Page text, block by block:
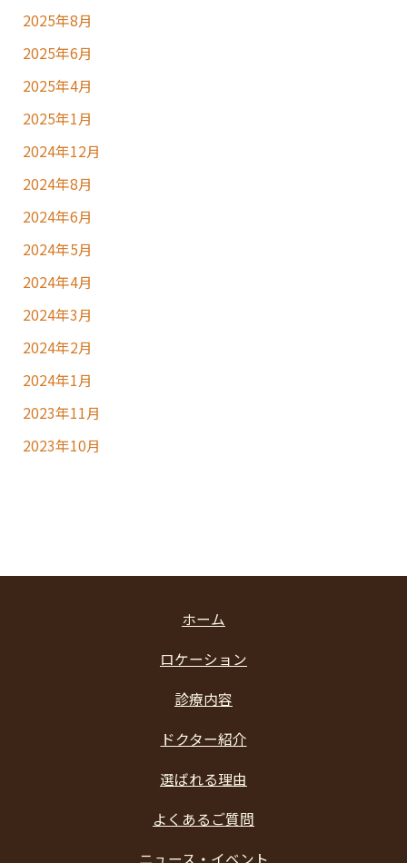
2025年8月
2025年6月
2025年4月
2025年1月
2024年12月
2024年8月
2024年6月
2024年5月
2024年4月
2024年3月
2024年2月
2024年1月
2023年11月
2023年10月
ホーム
ロケーション
診療内容
ドクター紹介
選ばれる理由
よくあるご質問